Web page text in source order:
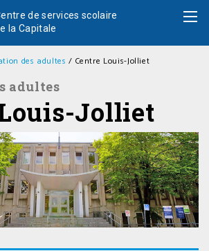
de services scolaire
la Capitale
des adultes / Centre Louis-Jolliet
adultes
Jolliet